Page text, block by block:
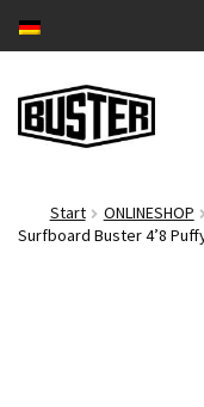
Zur
Navigation
springen
Zum
Inhalt
springen
POOL &
Start ONLINESHOP
Surfboard Buster 4’8